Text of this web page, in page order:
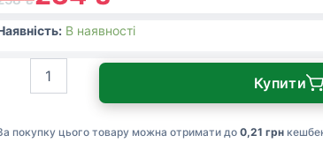
В наявності
покупку цього товару можна отримати до 0,21 грн
Купити